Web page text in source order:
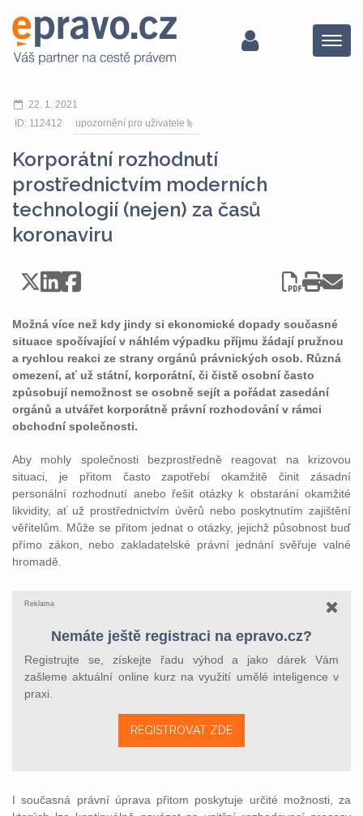
Menu
22. 1. 2021
ID: 112412
upozornění pro uživatele
Korporátní rozhodnutí
prostřednictvím moderních
technologií (nejen) za časů
koronaviru
Možná více než kdy jindy si ekonomické dopady současné
situace spočívající v náhlém výpadku příjmu žádají pružnou
a rychlou reakci ze strany orgánů právnických osob. Různá
omezení, ať už státní, korporátní, či čistě osobní často
způsobují nemožnost se osobně sejít a pořádat zasedání
orgánů a utvářet korporátně právní rozhodování v rámci
obchodní společnosti.
Aby mohly společnosti bezprostředně reagovat na krizovou
situaci, je přitom často zapotřebí okamžitě činit zásadní
personální rozhodnutí anebo řešit otázky k obstarání okamžité
likvidity, ať už prostřednictvím úvěrů nebo poskytnutím zajištění
věřitelům. Může se přitom jednat o otázky, jejichž působnost buď
přímo zákon, nebo zakladatelské právní jednání svěřuje valné
hromadě.
Reklama
Nemáte ještě registraci na epravo.cz?
Registrujte se, získejte řadu výhod a jako dárek Vám
zašleme aktuální online kurz na využití umělé inteligence v
praxi.
REGISTROVAT ZDE
I současná právní úprava přitom poskytuje určité možnosti, za